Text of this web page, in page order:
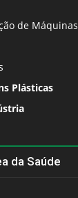
de Máquinas
Plásticas
da Saúde